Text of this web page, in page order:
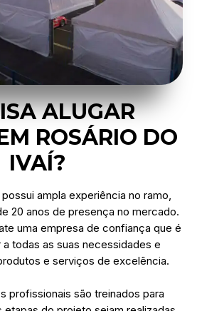
ALUGAR
ROSÁRIO DO
IVAÍ?
ampla experiência no ramo,
20 anos de presença no mercado.
uma empresa de confiança que é
todas as suas necessidades e
e serviços de excelência.
profissionais são treinados para